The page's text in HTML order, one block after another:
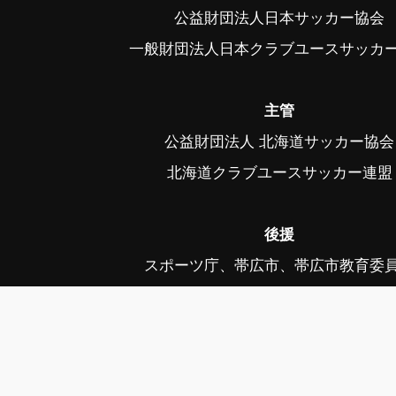
公益財団法人日本サッカー協会
一般財団法人日本クラブユースサッカ
主管
公益財団法人 北海道サッカー協会
北海道クラブユースサッカー連盟
後援
スポーツ庁、帯広市、帯広市教育委